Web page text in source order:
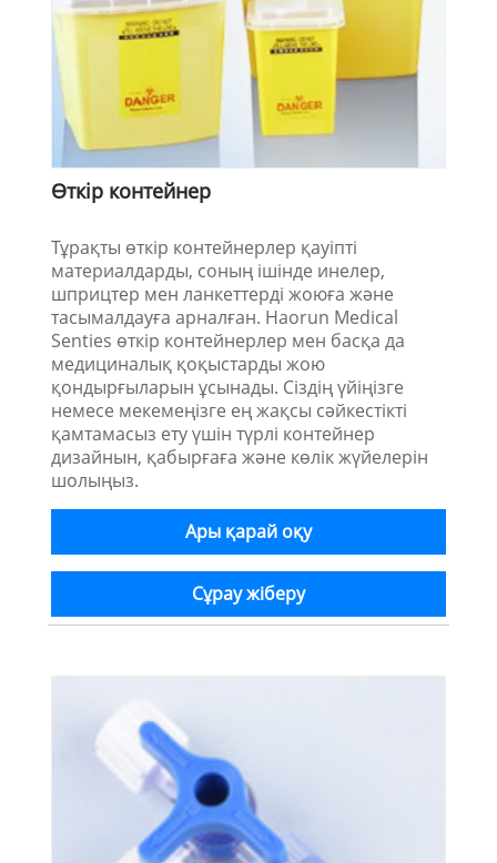
Өткір контейнер
Тұрақты өткір контейнерлер қауіпті
материалдарды, соның ішінде инелер,
шприцтер мен ланкеттерді жоюға және
тасымалдауға арналған. Haorun Medical
Senties өткір контейнерлер мен басқа да
медициналық қоқыстарды жою
қондырғыларын ұсынады. Сіздің үйіңізге
немесе мекемеңізге ең жақсы сәйкестікті
қамтамасыз ету үшін түрлі контейнер
дизайнын, қабырғаға және көлік жүйелерін
шолыңыз.
Ары қарай оқу
Сұрау жіберу